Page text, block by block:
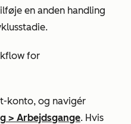
en anden handling
for
konto, og navigér
> Arbejdsgange. Hvis